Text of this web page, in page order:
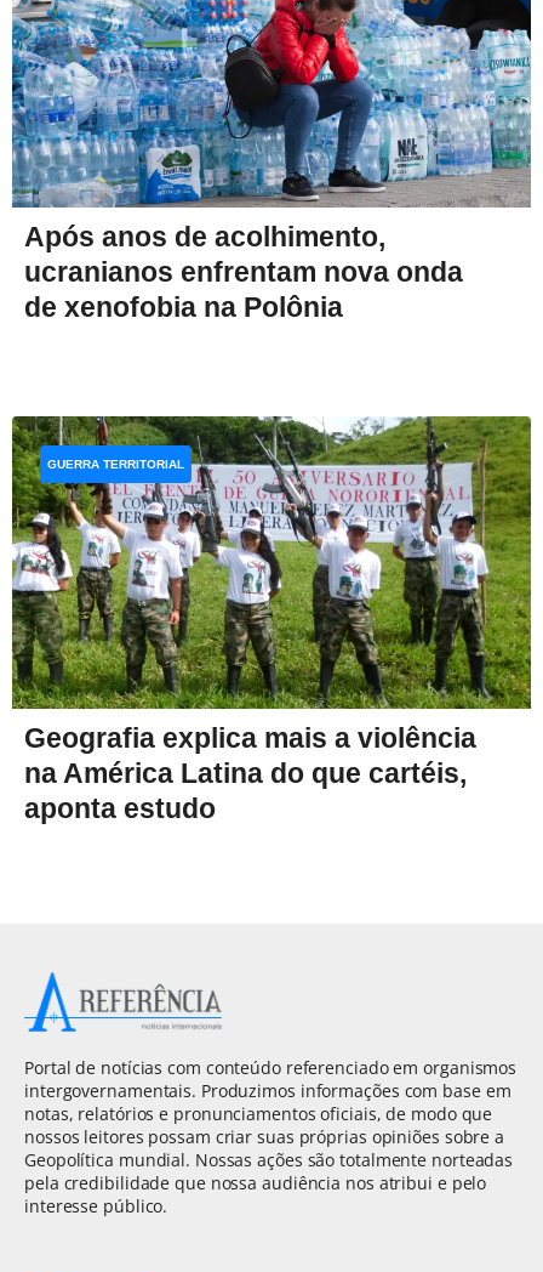
Após anos de acolhimento,
ucranianos enfrentam nova onda
de xenofobia na Polônia
Geografia explica mais a violência
na América Latina do que cartéis,
aponta estudo
GUERRA TERRITORIAL
Portal de notícias com conteúdo referenciado em organismos
intergovernamentais. Produzimos informações com base em
notas, relatórios e pronunciamentos oficiais, de modo que
nossos leitores possam criar suas próprias opiniões sobre a
Geopolítica mundial. Nossas ações são totalmente norteadas
pela credibilidade que nossa audiência nos atribui e pelo
interesse público.